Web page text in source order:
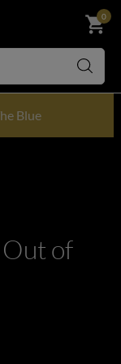
shopping_cart
0
Blue
of